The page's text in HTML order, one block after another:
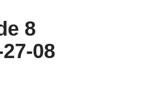
8
08